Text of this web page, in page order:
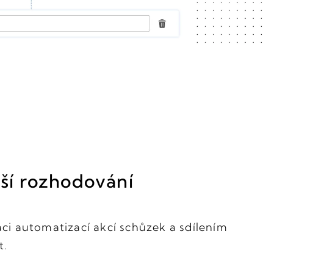
rozhodování
automatizací akcí schůzek a sdílením